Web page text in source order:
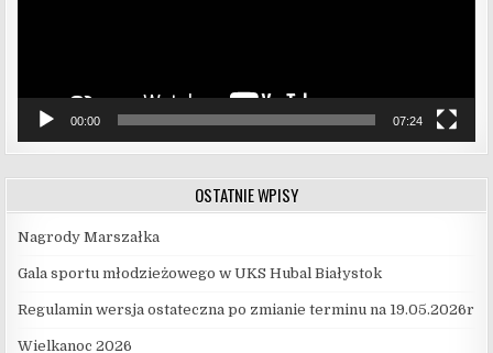
00:00 07:24
OSTATNIE WPISY
Nagrody Marszałka
Gala sportu młodzieżowego w UKS Hubal Białystok
Regulamin wersja ostateczna po zmianie terminu na 19.05.2026r
Wielkanoc 2026